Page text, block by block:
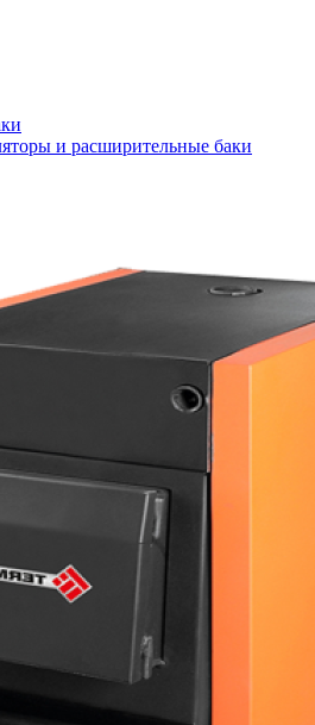
и расширительные баки